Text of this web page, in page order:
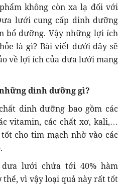
không còn xa lạ đối với
lưới cung cấp dinh dưỡng
bổ dưỡng. Vậy những lợi ích
là gì? Bài viết dưới đây sẽ
về lợi ích của dưa lưới mang
dinh dưỡng gì?
dinh dưỡng bao gồm các
vitamin, các chất xơ, kali,…
cho tim mạch nhờ vào các
lưới chứa tới 40% hàm
vì vậy loại quả này rất tốt